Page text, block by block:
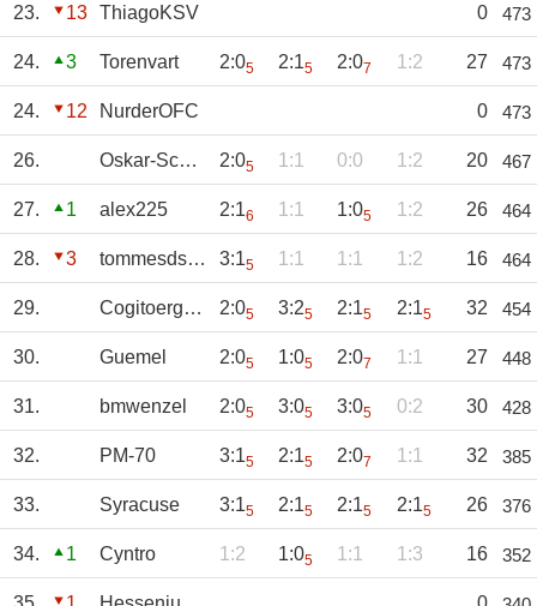
23. 13 ThiagoKSV 0 473
24. 3 Torenvart 2:05 2:15 2:07 1:2 27 473
24. 12 NurderOFC 0 473
26. Oskar-Schorsch 2:05 1:1 0:0 1:2 20 467
27. 1 alex225 2:16 1:1 1:05 1:2 26 464
28. 3 tommesdschie 3:15 1:1 1:1 1:2 16 464
29. Cogitoergosum 2:05 3:25 2:15 2:15 32 454
30. Guemel 2:05 1:05 2:07 1:1 27 448
31. bmwenzel 2:05 3:05 3:05 0:2 30 428
32. PM-70 3:15 2:15 2:07 1:1 32 385
33. Syracuse 3:15 2:15 2:15 2:15 26 376
34. 1 Cyntro 1:2 1:05 1:1 1:3 16 352